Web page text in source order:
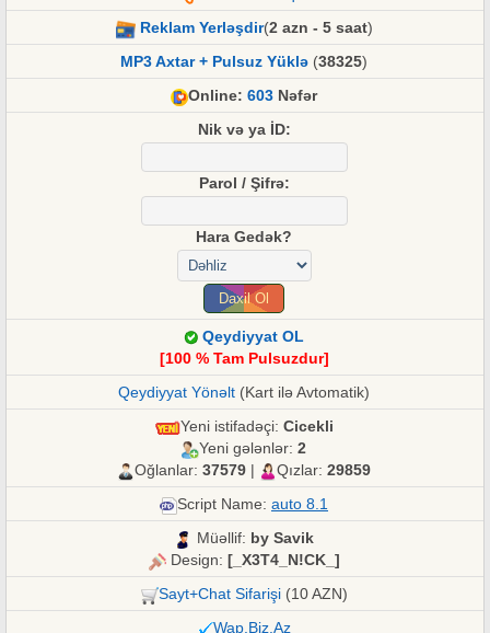
Reklam Yerləşdir(2 azn - 5 saat)
MP3 Axtar + Pulsuz Yüklə (38325)
Online: 603 Nəfər
Nik və ya İD:
Parol / Şifrə:
Hara Gedək?
Qeydiyyat OL
[100 % Tam Pulsuzdur]
Qeydiyyat Yönəlt (Kart ilə Avtomatik)
Yeni istifadəçi: Cicekli
Yeni gələnlər: 2
Oğlanlar: 37579 Qızlar: 29859
Script Name: auto 8.1
Müəllif: by Savik
Design: [_X3T4_N!CK_]
Sayt+Chat Sifarişi(10 AZN)
Wap.Biz.Az